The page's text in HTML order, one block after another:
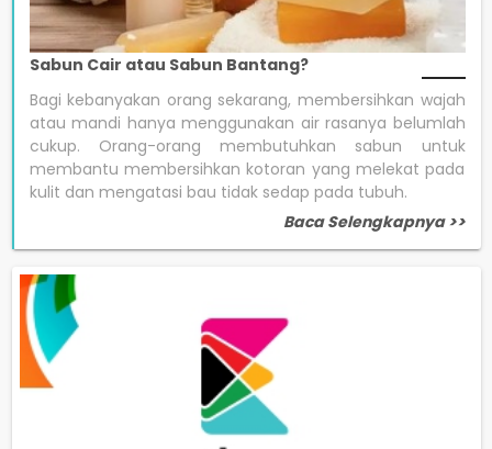
Sabun Cair atau Sabun Bantang?
Bagi kebanyakan orang sekarang, membersihkan wajah
atau mandi hanya menggunakan air rasanya belumlah
cukup. Orang-orang membutuhkan sabun untuk
membantu membersihkan kotoran yang melekat pada
kulit dan mengatasi bau tidak sedap pada tubuh.
Baca Selengkapnya >>